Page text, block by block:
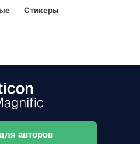
Стикеры
авторов